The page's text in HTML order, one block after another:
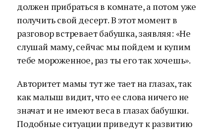
должен прибраться в комнате, а потом уже
получить свой десерт. В этот момент в
разговор встревает бабушка, заявляя: «Не
слушай маму, сейчас мы пойдем и купим
тебе мороженное, раз ты его так хочешь».
Авторитет мамы тут же тает на глазах, так
как малыш видит, что ее слова ничего не
значат и не имеют веса в глазах бабушки.
Подобные ситуации приведут к развитию